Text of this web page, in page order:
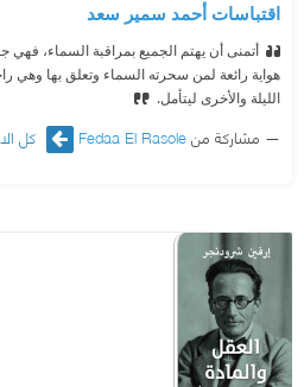
اقتباسات أحمد سمير سعد
أتمنى أن يهتم الجميع بمراقبة السماء،
هواية رائعة لمن سحرته السماء وتعلق بها وهي
الليلة والأخرى ليتأمل.
مشاركة منFedaa El Rasole كل